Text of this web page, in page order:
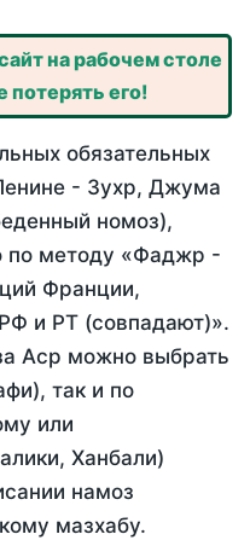
на рабочем столе
потерять его!
обязательных
- Зухр, Джума
номоз),
по методу «Фаджр -
Франции,
и РТ (совпадают)».
Аср можно выбрать
так и по
или
Ханбали)
намоз
мазхабу.